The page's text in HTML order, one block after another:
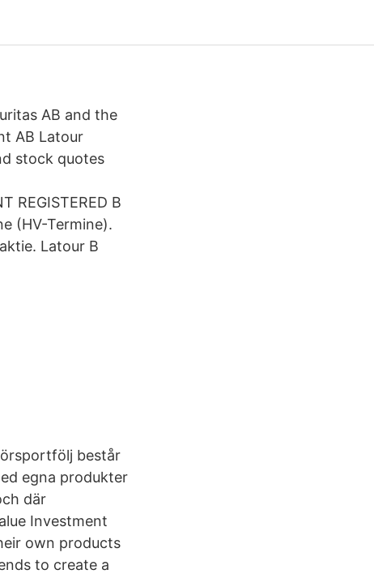
AB and the
AB Latour
stock quotes
REGISTERED B
(HV-Termine).
Latour B
består
egna produkter
där
Investment
own products
to create a